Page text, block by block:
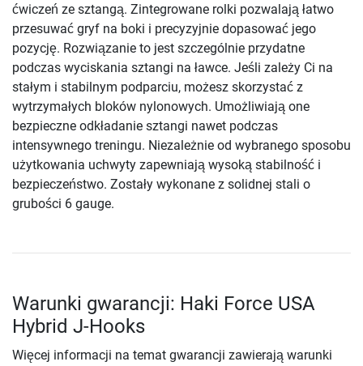
ćwiczeń ze sztangą. Zintegrowane rolki pozwalają łatwo
przesuwać gryf na boki i precyzyjnie dopasować jego
pozycję. Rozwiązanie to jest szczególnie przydatne
podczas wyciskania sztangi na ławce. Jeśli zależy Ci na
stałym i stabilnym podparciu, możesz skorzystać z
wytrzymałych bloków nylonowych. Umożliwiają one
bezpieczne odkładanie sztangi nawet podczas
intensywnego treningu. Niezależnie od wybranego sposobu
użytkowania uchwyty zapewniają wysoką stabilność i
bezpieczeństwo. Zostały wykonane z solidnej stali o
grubości 6 gauge.
Warunki gwarancji: Haki Force USA
Hybrid J-Hooks
Więcej informacji na temat gwarancji zawierają warunki